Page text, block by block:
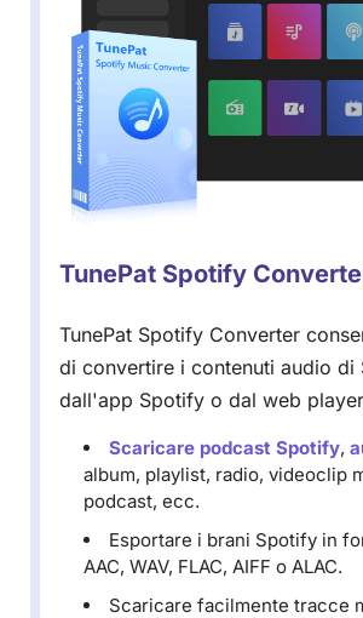
TunePat Spotify
TunePat Spotify Converter
di convertire i contenuti audio di
dall'app Spotify o dal web
Scaricare podcast Spotify,
album, playlist, radio, videoclip
podcast, ecc.
Esportare i brani Spotify in
AAC, WAV, FLAC, AIFF o ALAC.
Scaricare facilmente tracce